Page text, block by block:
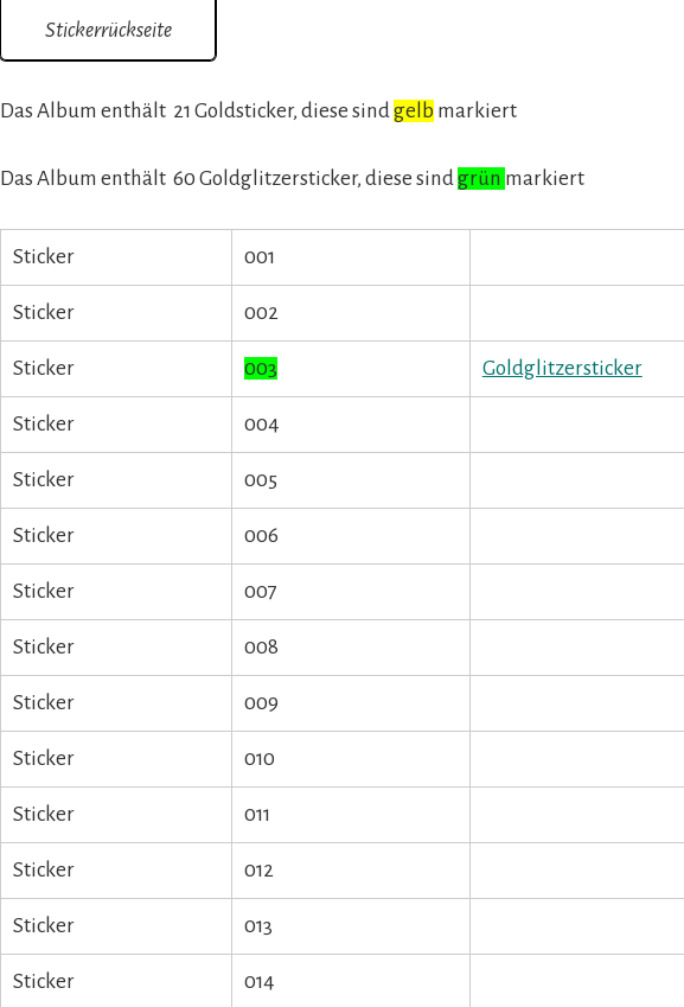
Stickerrückseite
Das Album enthält 21 Goldsticker, diese sindgelb markiert
Das Album enthält 60 Goldglitzersticker, diese sindgrün markiert
Sticker 001
Sticker 002
Sticker 003 Goldglitzersticker
Sticker 004
Sticker 005
Sticker 006
Sticker 007
Sticker 008
Sticker 009
Sticker 010
Sticker 011
Sticker 012
Sticker 013
Sticker 014